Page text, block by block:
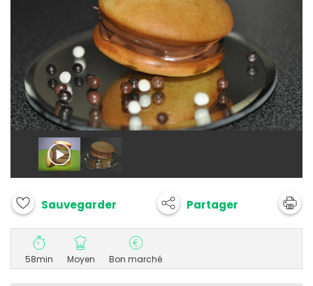
Sauvegarder Partager
58min Moyen Bon marché